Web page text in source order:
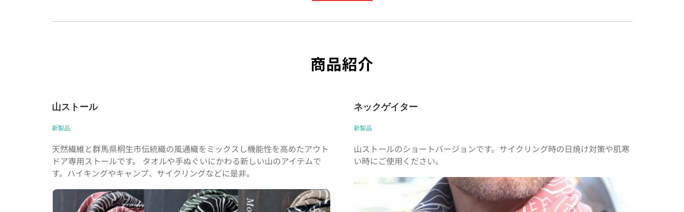
商品紹介
山ストール
新製品
天然繊維と群馬県桐生市伝統織の風通織をミックスし機能性を高めたアウト
ドア専用ストールです。 タオルや手ぬぐいにかわる新しい山のアイテムで
す。ハイキングやキャンプ、サイクリングなどに是非。
ネックゲイター
新製品
山ストールのショートバージョンです。サイクリング時の日焼け対策や肌寒
い時にご使用ください。